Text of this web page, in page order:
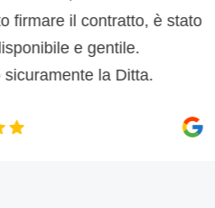
il contratto, è stato
e gentile.
la Ditta.